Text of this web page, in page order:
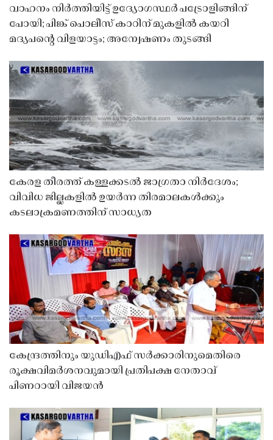
വാഹനം നിർത്തിയിട്ട് ഉദ്യോഗസ്ഥർ പട്രോളിങ്ങിന്
പോയി; പിങ്ക് പൊലീസ് കാറിന് മുകളിൽ കയറി
മദ്യപൻ്റെ വിളയാട്ടം; അന്വേഷണം തുടങ്ങി
കേരള തീരത്ത് കള്ളക്കടൽ ജാഗ്രതാ നിർദേശം;
വിവിധ ജില്ലകളിൽ ഉയർന്ന തിരമാലകൾക്കും
കടലാക്രമണത്തിന് സാധ്യത
കേന്ദ്രത്തിനും യുഡിഎഫ് സർക്കാരിനുമെതിരെ
രൂക്ഷവിമർശനവുമായി പ്രതിപക്ഷ നേതാവ്
പിണറായി വിജയൻ